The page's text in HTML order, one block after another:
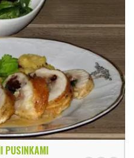
PUSINKAMI